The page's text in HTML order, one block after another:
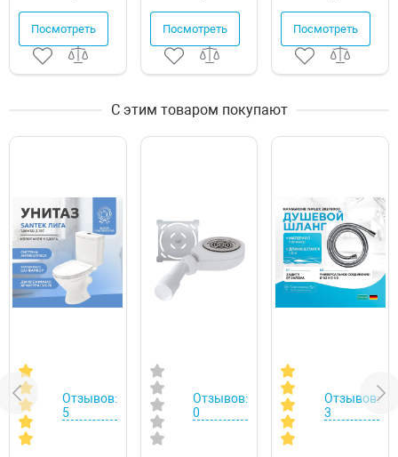
Посмотреть Посмотреть Посмотреть
С этим товаром покупают
Отзывов:
5
Отзывов:
0
Отзывов:
3